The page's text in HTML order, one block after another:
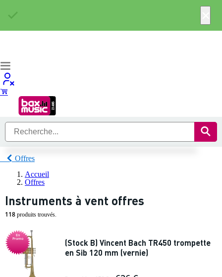
Offres
Accueil
Offres
Instruments à vent offres
118 produits trouvés.
En
Promo
(Stock B) Vincent Bach TR450 trompette
en Sib 120 mm (vernie)